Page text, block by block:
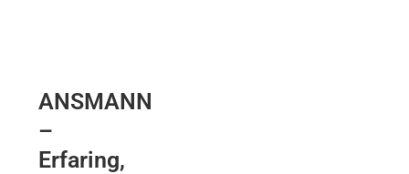
ANSMANN
–
Erfaring,